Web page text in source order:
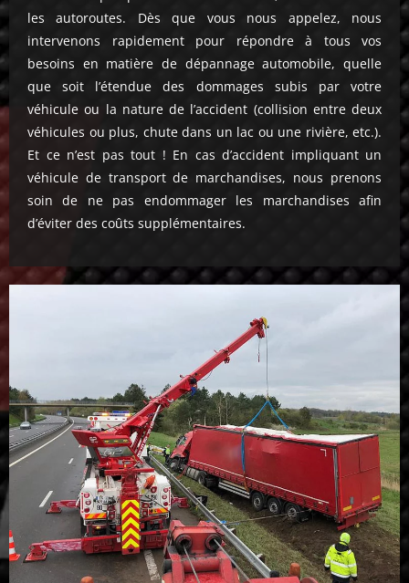
les autoroutes. Dès que vous nous appelez, nous
intervenons rapidement pour répondre à tous vos
besoins en matière de dépannage automobile, quelle
que soit l’étendue des dommages subis par votre
véhicule ou la nature de l’accident (collision entre deux
véhicules ou plus, chute dans un lac ou une rivière, etc.).
Et ce n’est pas tout ! En cas d’accident impliquant un
véhicule de transport de marchandises, nous prenons
soin de ne pas endommager les marchandises afin
d’éviter des coûts supplémentaires.